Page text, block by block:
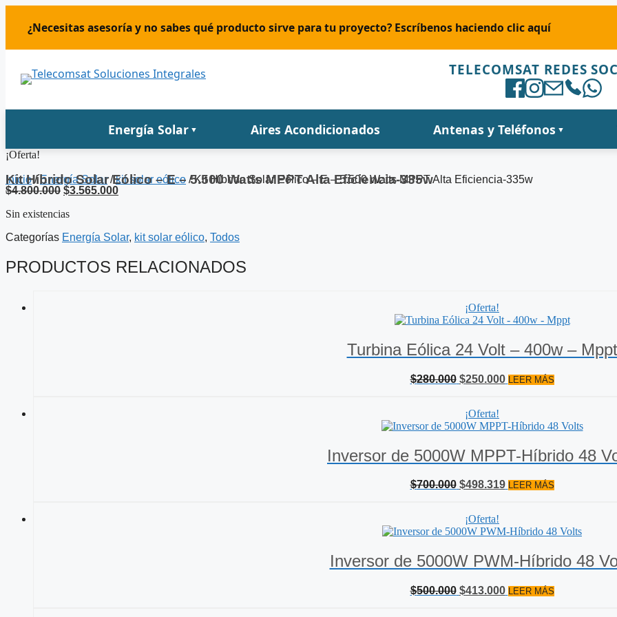
contenido
¿Necesitas asesoría y no sabes qué producto sirve para tu proyecto? Escríbenos haciendo clic aquí
TELECOMSAT REDES
Energía Solar ▼ Aires Acondicionados Antenas y Teléfonos ▼
¡Oferta!
Inicio/ Energía Solar/kit solar eólico / Kit Híbrido Solar Eólico – E – 5.500 Watts MPPT Alta Eficiencia-335w
Kit Híbrido Solar Eólico – E – 5.500 Watts MPPT Alta Eficiencia-335w
$4.800.000 El
original
$4.800.000.
$3.565.000El
$3.565.000.
Sin existencias
Categorías Energía Solar, kit solar eólico, Todos
PRODUCTOS RELACIONADOS
¡Oferta!
Turbina Eólica 24 Volt – 400w – Mppt
$280.000 El
era:
$280.000.
$250.000El
$250.000.
LEER MÁS
¡Oferta!
Inversor de 5000W MPPT-Híbrido 48
$700.000 El
era:
$700.000.
$498.319El
$498.319.
LEER MÁS
¡Oferta!
Inversor de 5000W PWM-Híbrido 48
$500.000 El
$413.000ElLEER MÁS